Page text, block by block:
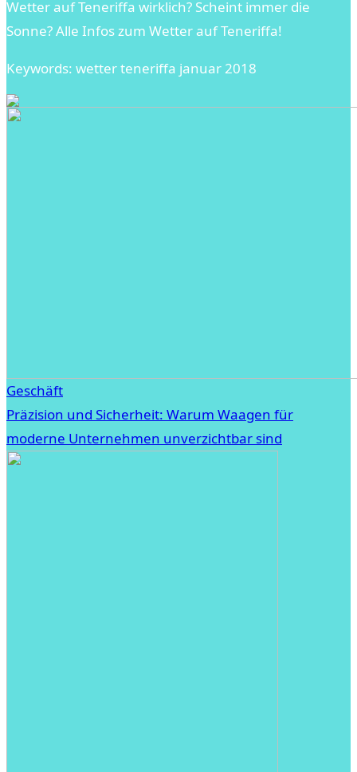
Wetter auf Teneriffa wirklich? Scheint immer die
Sonne? Alle Infos zum Wetter auf Teneriffa!
Keywords: wetter teneriffa januar 2018
Geschäft
Präzision und Sicherheit: Warum Waagen für
moderne Unternehmen unverzichtbar sind